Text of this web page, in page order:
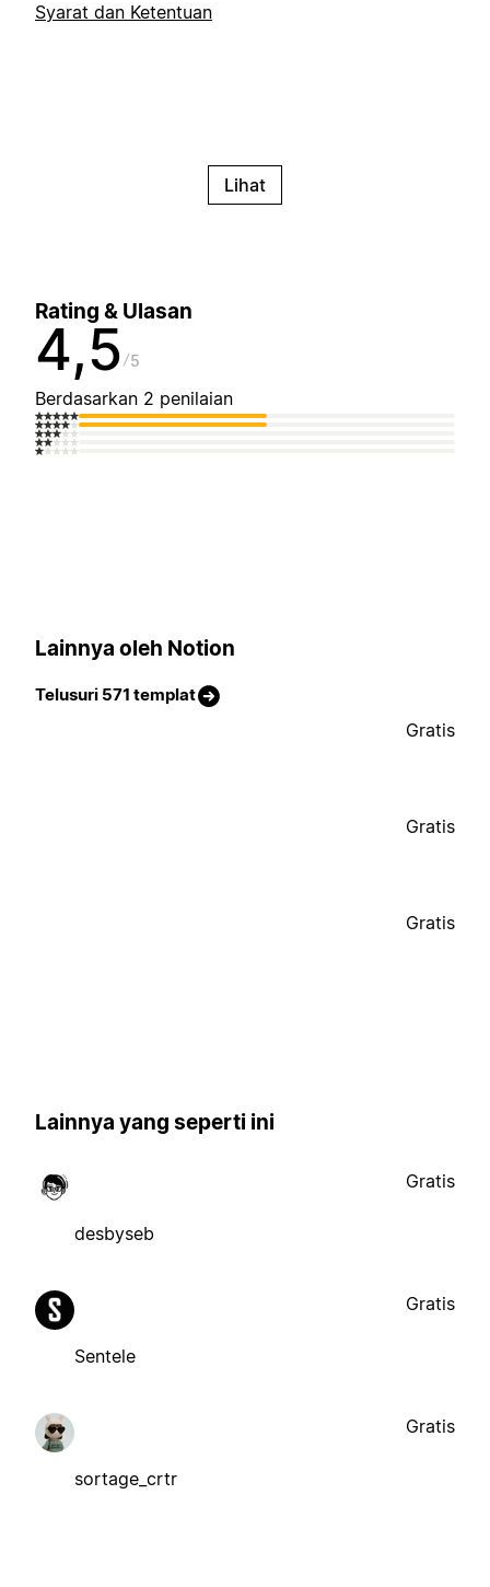
Syarat dan Ketentuan
Lihat
Rating & Ulasan
4,5 5
Berdasarkan 2 penilaian
Lainnya oleh Notion
Telusuri 571 templat
Gratis
Gratis
Gratis
Lainnya yang seperti ini
desbyseb
Gratis
Sentele
Gratis
sortage_crtr
Gratis